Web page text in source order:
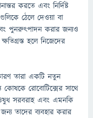
করতে এবং নির্দিষ্ট
ঠেলে দেওয়া বা
পুনরুত্পাদন করার জন্যও
হলে নিজেদের
তারা একটি নতুন
কোষকে রোবোটিক্সের সাথে
সরবরাহ এবং এমনকি
জন্য তাদের ব্যবহার করার